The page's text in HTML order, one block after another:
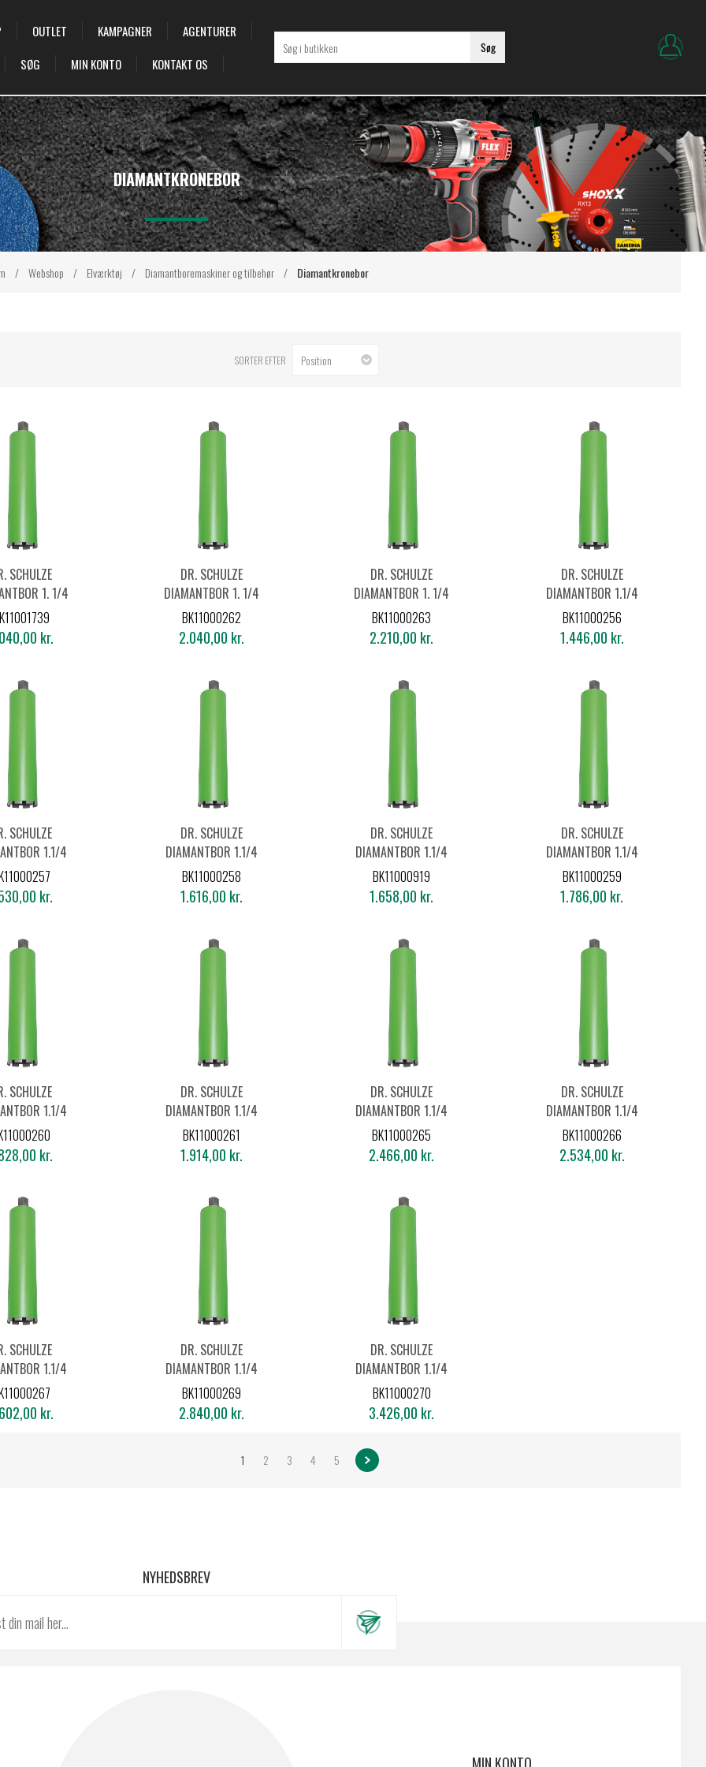
OUTLET KAMPAGNER
AGENTURER
SØG MIN KONTO KONTAKT OS
Søg
/ Webshop / Elværktøj / Diamantboremaskiner og tilbehør / Diamantkronebor
DIAMANTKRONEBOR
SORTER EFTER
SCHULZE
1. 1/4
kr.
DR. SCHULZE
DIAMANTBOR 1. 1/4
Ø142X450MM
BK11000262
2.040,00 kr.
DR. SCHULZE
DIAMANTBOR 1. 1/4
Ø152X450MM
BK11000263
2.210,00 kr.
DR. SCHULZE
DIAMANTBOR 1.1/4
Ø102X450MM
BK11000256
1.446,00 kr.
SCHULZE
1.1/4
kr.
DR. SCHULZE
DIAMANTBOR 1.1/4
Ø112X450MM
BK11000258
1.616,00 kr.
DR. SCHULZE
DIAMANTBOR 1.1/4
Ø117X450MM
BK11000919
1.658,00 kr.
DR. SCHULZE
DIAMANTBOR 1.1/4
Ø122X450MM
BK11000259
1.786,00 kr.
SCHULZE
1.1/4
kr.
DR. SCHULZE
DIAMANTBOR 1.1/4
Ø132X450MM
BK11000261
1.914,00 kr.
DR. SCHULZE
DIAMANTBOR 1.1/4
Ø162X450MM
BK11000265
2.466,00 kr.
DR. SCHULZE
DIAMANTBOR 1.1/4
Ø172X450MM
BK11000266
2.534,00 kr.
SCHULZE
1.1/4
kr.
DR. SCHULZE
DIAMANTBOR 1.1/4
Ø200X450MM
BK11000269
2.840,00 kr.
DR. SCHULZE
DIAMANTBOR 1.1/4
Ø225X450MM
BK11000270
3.426,00 kr.
1 2 3 4 5
NYHEDSBREV
MIN KONTO